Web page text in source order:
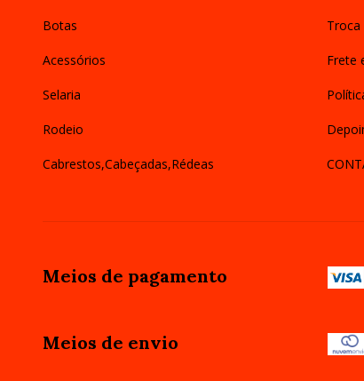
Botas
Acessórios
Selaria
Rodeio
Cabrestos,Cabeçadas,Rédeas
Troca
Frete
Meios de pagamento
Meios de envio